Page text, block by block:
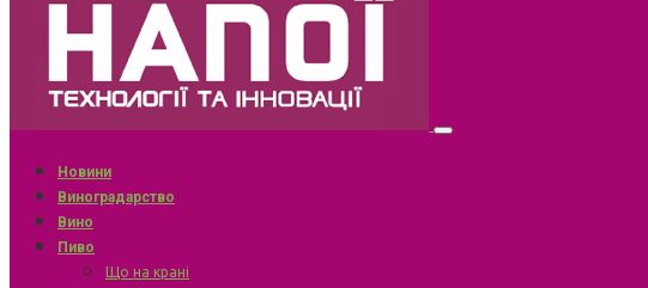
Новини
Виноградарство
Вино
Пиво
Що на крані